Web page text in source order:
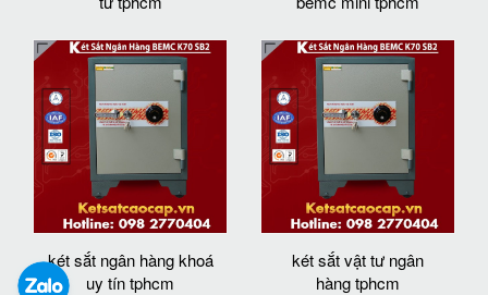
két sắt ngân hàng khoá
uy tín tphcm
két sắt vật tư ngân
hàng tphcm